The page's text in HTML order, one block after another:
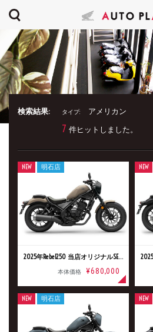
検索結果: タイプ: アメリカン
7 件ヒットしました。
2025年Rebel250 当店オリジナルSE仕様 E-Clutch E-Clutch
本体価格 ¥680,000
NEW 明石店 NEW
NEW 明石店 NEW